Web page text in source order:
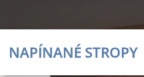
NAPÍNANÉ STROPY